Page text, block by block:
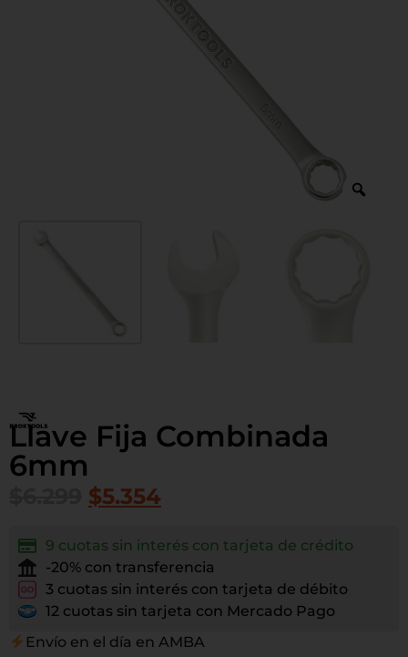
Llave Fija Combinada
6mm
$5.354
9 cuotas sin interés con tarjeta de crédito
-20% con transferencia
3 cuotas sin interés con tarjeta de débito
12 cuotas sin tarjeta con Mercado Pago
Envío en el día en AMBA